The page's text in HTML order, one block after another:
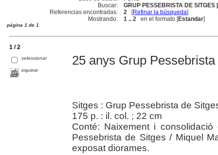
Buscar:
GRUP PESSEBRISTA DE SITGES
Referencias encontradas:
2 [Refinar la búsqueda]
Mostrando:
1 .. 2 en el formato [Estandar]
página 1 de 1
1 / 2
seleccionar
imprimir
25 anys Grup
Sitges : Grup Pessebrista de
175 p. : il. col. ; 22 cm
Conté: Naixement i
Pessebrista de Sitges / Miquel
exposat diorames.